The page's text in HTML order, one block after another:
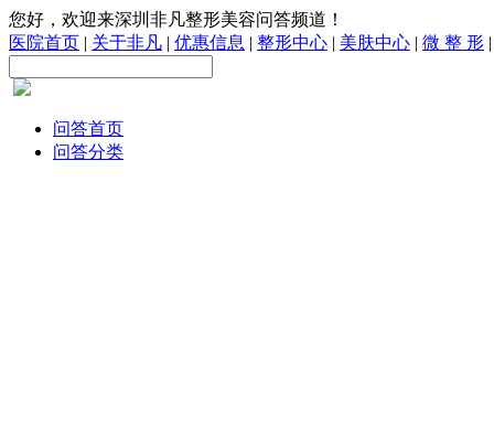
您好，欢迎来深圳非凡整形美容问答频道！
医院首页 | 关于非凡 | 优惠信息 | 整形中心 | 美肤中心 | 微 整 形
问答首页
问答分类